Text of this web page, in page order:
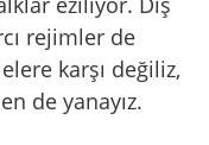
rejimler de
karşı değiliz,
de yanayız.